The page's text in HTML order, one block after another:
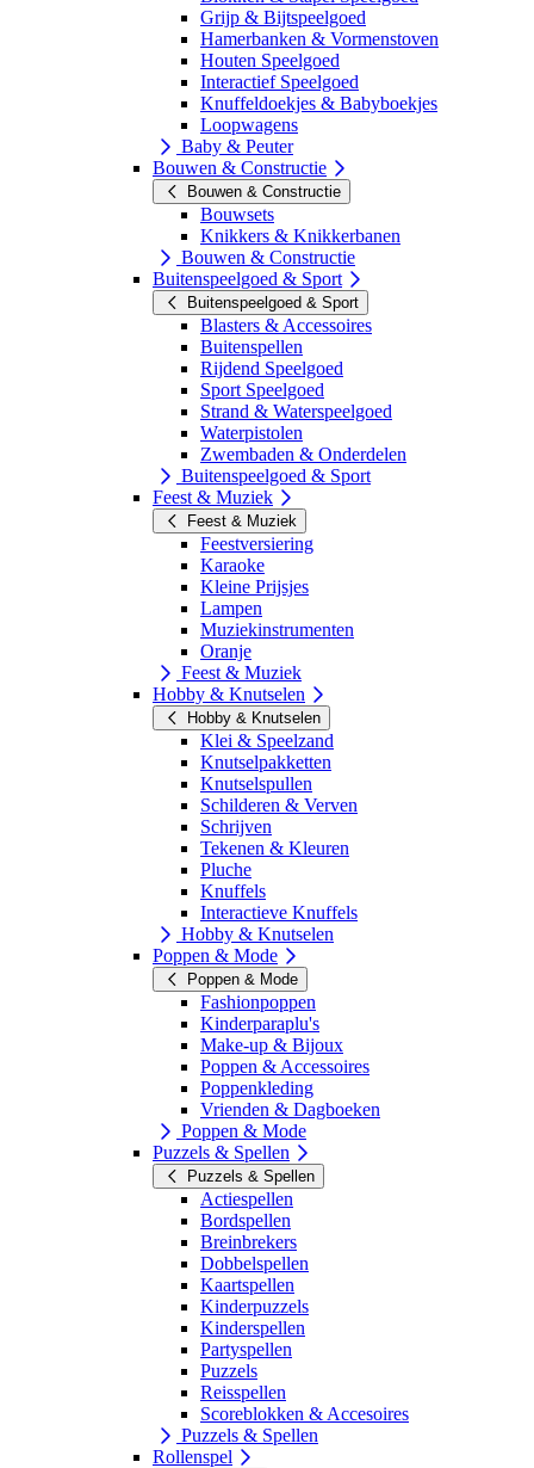
Grijp & Bijtspeelgoed
Hamerbanken & Vormenstoven
Houten Speelgoed
Interactief Speelgoed
Knuffeldoekjes & Babyboekjes
Loopwagens
Baby & Peuter
Bouwen & Constructie
Bouwen & Constructie
Bouwsets
Knikkers & Knikkerbanen
Bouwen & Constructie
Buitenspeelgoed & Sport
Buitenspeelgoed & Sport
Blasters & Accessoires
Buitenspellen
Rijdend Speelgoed
Sport Speelgoed
Strand & Waterspeelgoed
Waterpistolen
Zwembaden & Onderdelen
Buitenspeelgoed & Sport
Feest & Muziek
Feest & Muziek
Feestversiering
Karaoke
Kleine Prijsjes
Lampen
Muziekinstrumenten
Oranje
Feest & Muziek
Hobby & Knutselen
Hobby & Knutselen
Klei & Speelzand
Knutselpakketten
Knutselspullen
Schilderen & Verven
Schrijven
Tekenen & Kleuren
Pluche
Knuffels
Interactieve Knuffels
Hobby & Knutselen
Poppen & Mode
Poppen & Mode
Fashionpoppen
Kinderparaplu's
Make-up & Bijoux
Poppen & Accessoires
Poppenkleding
Vrienden & Dagboeken
Poppen & Mode
Puzzels & Spellen
Puzzels & Spellen
Actiespellen
Bordspellen
Breinbrekers
Dobbelspellen
Kaartspellen
Kinderpuzzels
Kinderspellen
Partyspellen
Puzzels
Reisspellen
Scoreblokken & Accesoires
Puzzels & Spellen
Rollenspel